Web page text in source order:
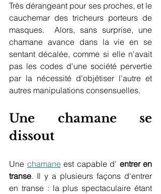
Très dérangeant pour ses proches, et le
cauchemar des tricheurs porteurs de
masques.  Alors, sans surprise, une
chamane avance dans la vie en se
sentant décalée, comme si elle n'avait
pas les codes d'une société pervertie
par la nécessité d'objétiser l'autre et
autres manipulations consensuelles.
Une chamane se
dissout
Une chamane est capable d' entrer en
transe. Il y a plusieurs façons d'entrer
en transe : la plus spectaculaire étant